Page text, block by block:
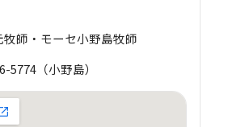
師・モーセ小野島牧師
5774（小野島）